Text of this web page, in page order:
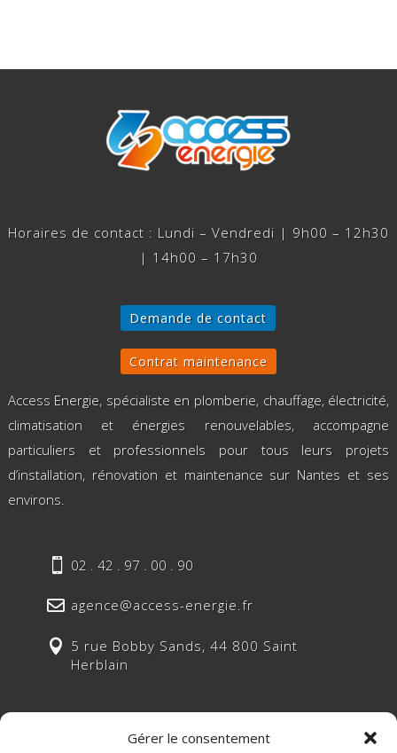
Gérer le consentement
Horaires de contact : Lundi – Vendredi | 9h00 – 12h30
| 14h00 – 17h30
Demande de contact
Contrat maintenance
Access Energie, spécialiste en plomberie, chauffage, électricité,
climatisation et énergies renouvelables, accompagne
particuliers et professionnels pour tous leurs projets
d’installation, rénovation et maintenance sur Nantes et ses
environs.
 02 . 42 . 97 . 00 . 90
 agence@access-energie.fr
 5 rue Bobby Sands, 44 800 Saint
Herblain
Suivez-nous sur nos réseaux sociaux